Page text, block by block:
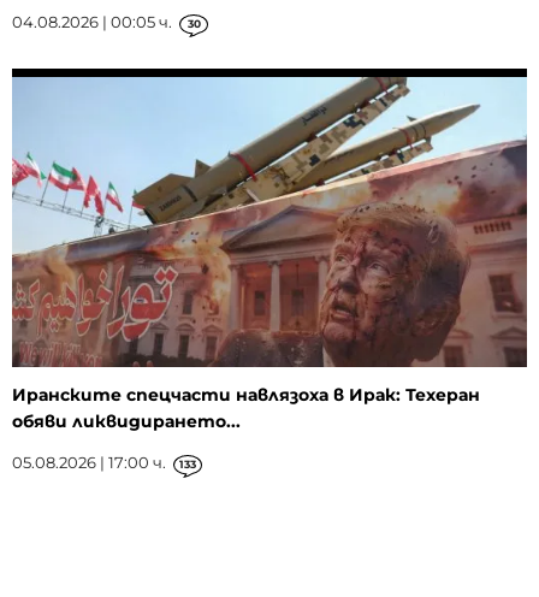
04.08.2026 | 00:05 ч. 30
Иранските спецчасти навлязоха в Ирак: Техеран
обяви ликвидирането...
05.08.2026 | 17:00 ч. 133